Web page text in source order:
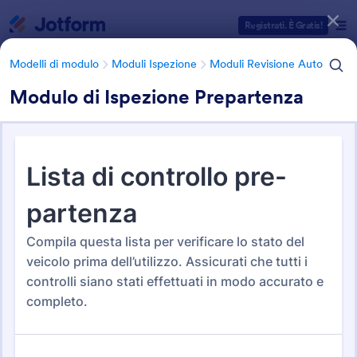
Registrati. È Gratis!
Modelli di modulo Moduli Ispezione Moduli Revisione Auto
Modulo di Ispezione Prepartenza
Modelli di modulo Moduli Ispezione Moduli Revisione Auto
Moduli Revisione Auto
Categorie Template Moduli